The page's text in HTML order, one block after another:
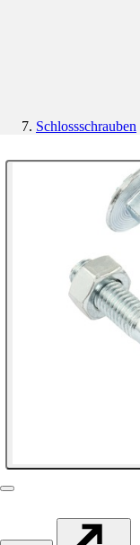
Schlossschrauben